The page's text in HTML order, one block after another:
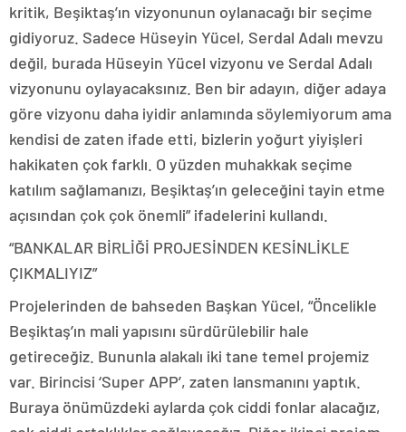
kritik, Beşiktaş’ın vizyonunun oylanacağı bir seçime
gidiyoruz. Sadece Hüseyin Yücel, Serdal Adalı mevzu
değil, burada Hüseyin Yücel vizyonu ve Serdal Adalı
vizyonunu oylayacaksınız. Ben bir adayın, diğer adaya
göre vizyonu daha iyidir anlamında söylemiyorum ama
kendisi de zaten ifade etti, bizlerin yoğurt yiyişleri
hakikaten çok farklı. O yüzden muhakkak seçime
katılım sağlamanızı, Beşiktaş’ın geleceğini tayin etme
açısından çok çok önemli” ifadelerini kullandı.
“BANKALAR BİRLİĞİ PROJESİNDEN KESİNLİKLE
ÇIKMALIYIZ”
Projelerinden de bahseden Başkan Yücel, “Öncelikle
Beşiktaş’ın mali yapısını sürdürülebilir hale
getireceğiz. Bununla alakalı iki tane temel projemiz
var. Birincisi ‘Super APP’, zaten lansmanını yaptık.
Buraya önümüzdeki aylarda çok ciddi fonlar alacağız,